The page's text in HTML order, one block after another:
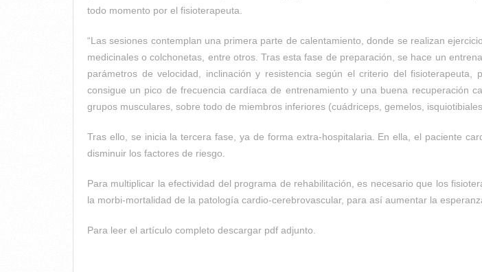
todo momento por el fisioterapeuta.
“Las sesiones contemplan una primera parte de calentamiento, donde se realizan
medicinales o colchonetas, entre otros. Tras esta fase de preparación, se hace un
parámetros de velocidad, inclinación y resistencia según el criterio del
consigue un pico de frecuencia cardíaca de entrenamiento y una buena recuperación
grupos musculares, sobre todo de miembros inferiores (cuádriceps, gemelos,
Tras ello, se inicia la tercera fase, ya de forma extra-hospitalaria. En ella, el paciente
disminuir los factores de riesgo.
Para multiplicar la efectividad del programa de rehabilitación, es necesario que los
la morbi-mortalidad de la patología cardio-cerebrovascular, para así aumentar la
Para leer el artículo completo descargar pdf adjunto.